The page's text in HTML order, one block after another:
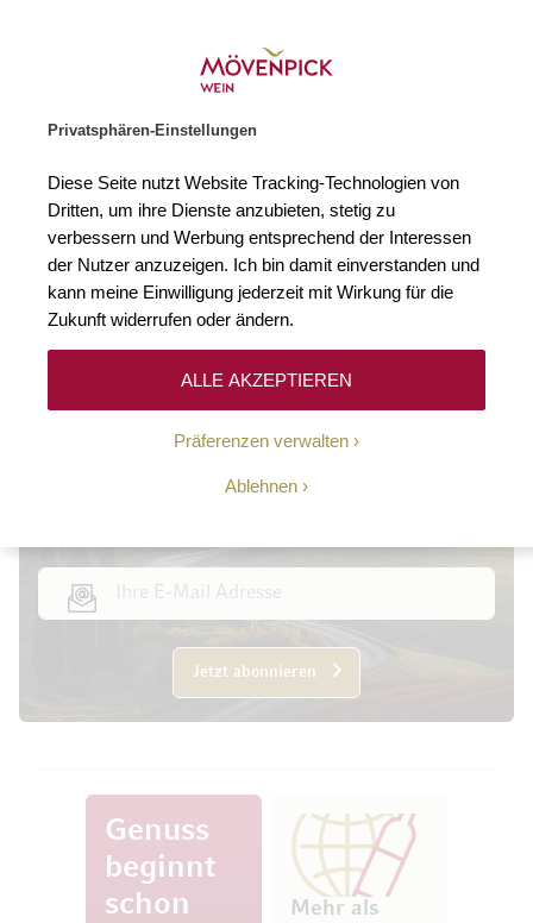
Privatsphären-Einstellungen
Diese Seite nutzt Website Tracking-Technologien von
Dritten, um ihre Dienste anzubieten, stetig zu
verbessern und Werbung entsprechend der Interessen
der Nutzer anzuzeigen. Ich bin damit einverstanden und
kann meine Einwilligung jederzeit mit Wirkung für die
Zukunft widerrufen oder ändern.
Präferenzen verwalten
Ablehnen
ALLE AKZEPTIEREN
Keine Ergebnisse
10-Euro-Willkommens-
Jetzt abonnieren
Genuss
beginnt
schon
Mehr als